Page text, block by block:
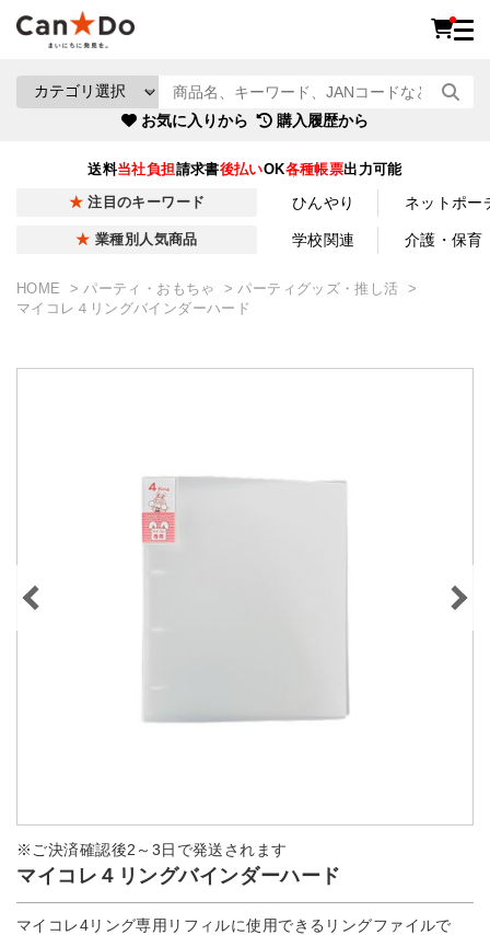
お気に入りから 購入履歴から
送料当社負担請求書後払いOK各種帳票出力可能
注目のキーワード ひんやり ネットポー
業種別人気商品 学校関連 介護・保育
HOME パーティ・おもちゃ
パーティグッズ・推し活
マイコレ４リングバインダーハード
※ご決済確認後2～3日で発送されます
マイコレ４リングバインダーハード
マイコレ4リング専用リフィルに使用できるリングファイルで